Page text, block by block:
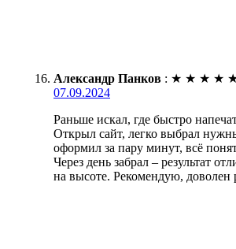
Александр Панков : ★ ★ ★ ★
07.09.2024
Раньше искал, где быстро
Открыл сайт, легко выбрал
оформил за пару минут, всё
Через день забрал – результат
на высоте. Рекомендую, доволен